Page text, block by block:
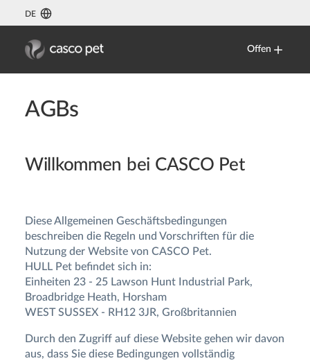
DE
Offen
AGBs
Willkommen bei CASCO Pet
Diese Allgemeinen Geschäftsbedingungen
beschreiben die Regeln und Vorschriften für die
Nutzung der Website von CASCO Pet.
HULL Pet befindet sich in:
Einheiten 23 - 25 Lawson Hunt Industrial Park,
Broadbridge Heath, Horsham
WEST SUSSEX - RH12 3JR, Großbritannien
Durch den Zugriff auf diese Website gehen wir davon
aus, dass Sie diese Bedingungen vollständig